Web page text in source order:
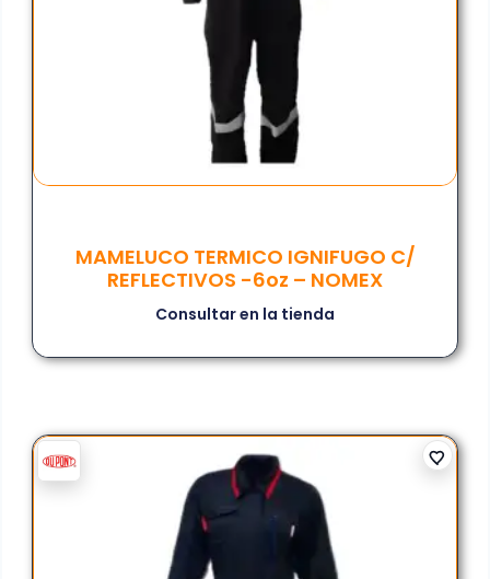
MAMELUCO TERMICO IGNIFUGO C/
REFLECTIVOS -6oz – NOMEX
Consultar en la tienda